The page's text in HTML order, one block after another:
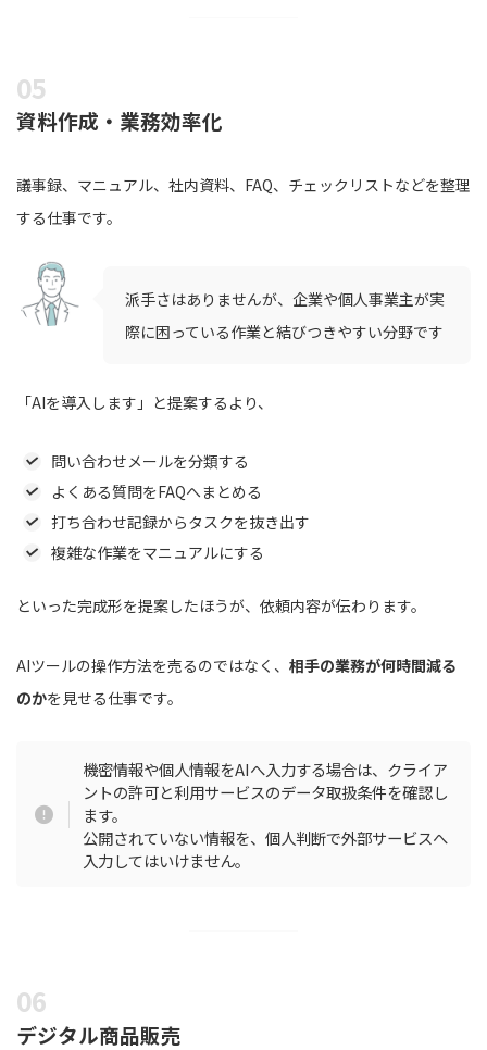
資料作成・業務効率化
議事録、マニュアル、社内資料、FAQ、チェックリストなどを整理
する仕事です。
派手さはありませんが、企業や個人事業主が実
際に困っている作業と結びつきやすい分野です
「AIを導入します」と提案するより、
問い合わせメールを分類する
よくある質問をFAQへまとめる
打ち合わせ記録からタスクを抜き出す
複雑な作業をマニュアルにする
といった完成形を提案したほうが、依頼内容が伝わります。
AIツールの操作方法を売るのではなく、 相手の業務が何時間減る
のかを見せる仕事です。
機密情報や個人情報をAIへ入力する場合は、クライア
ントの許可と利用サービスのデータ取扱条件を確認し
ます。
公開されていない情報を、個人判断で外部サービスへ
入力してはいけません。
デジタル商品販売